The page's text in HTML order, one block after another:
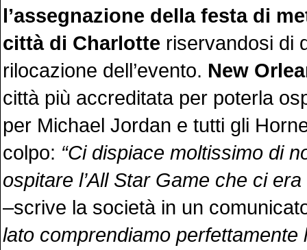
l’assegnazione della festa di
città di Charlotte riservandosi di
rilocazione dell’evento. New
città più accreditata per poterla
per Michael Jordan e tutti gli
colpo: “Ci dispiace moltissimo di
ospitare l’All Star Game che ci
–scrive la società in un
lato comprendiamo perfettamente